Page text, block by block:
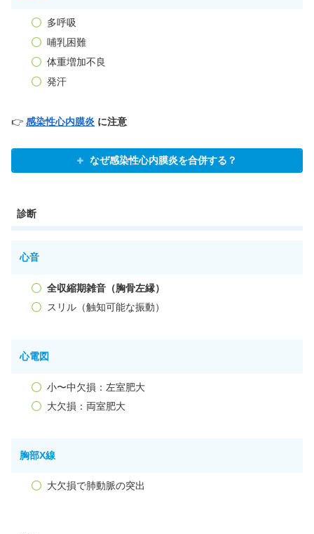
多呼吸
哺乳困難
体重増加不良
発汗
👉 感染性心内膜炎 に注意
なぜ感染性心内膜炎を合併する？
診断
心音
全収縮期雑音（胸骨左縁）
スリル（触知可能な振動）
心電図
小〜中欠損：左室肥大
大欠損：両室肥大
胸部X線
大欠損で肺動脈の突出